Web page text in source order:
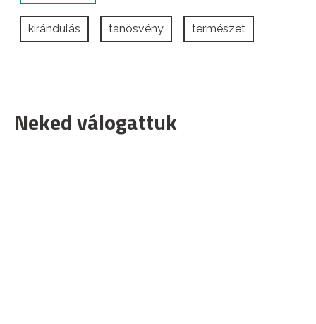
kirándulás tanösvény természet
Neked válogattuk